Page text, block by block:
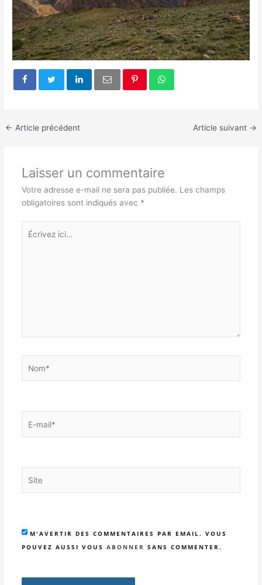
← Article précédent Article suivant →
Laisser un commentaire
Votre adresse e-mail ne sera pas publiée. Les champs
obligatoires sont indiqués avec *
Écrivez
ici…
mail*
M'AVERTIR DES COMMENTAIRES PAR EMAIL. VOUS
POUVEZ AUSSI VOUS ABONNER SANS COMMENTER.